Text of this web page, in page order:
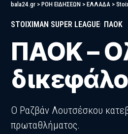
bala24.gr > ΡΟΗ ΕΙΔΗΣΕΩΝ > ΕΛΛΑΔΑ >
STOIXIMAN SUPER LEAGUE ΠΑΟΚ
ΠΑΟΚ –
Ο Ραζβάν Λουτσέσκου
πρωταθλήματος.